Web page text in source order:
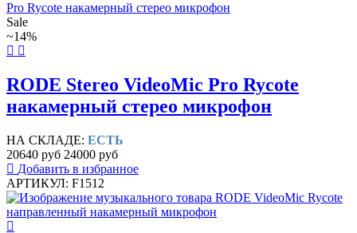
Sale
~14%
RODE Stereo VideoMic Pro Rycote
накамерный стерео микрофон
НА СКЛАДЕ: ЕСТЬ
20640 руб 24000 руб
Добавить в избранное
АРТИКУЛ: F1512